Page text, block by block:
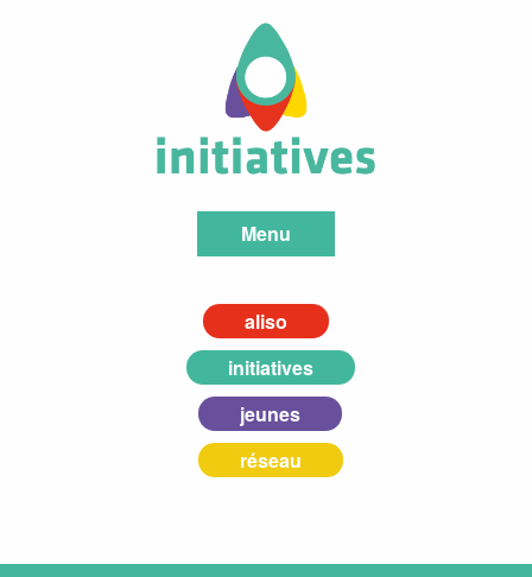
Menu
aliso
initiatives
jeunes
réseau